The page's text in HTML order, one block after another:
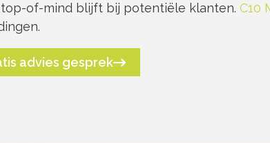
of-mind blijft bij potentiële klanten. C10
advies gesprek